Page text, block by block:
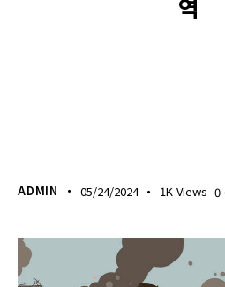
역
ADMIN 05/24/2024 1K Views 0